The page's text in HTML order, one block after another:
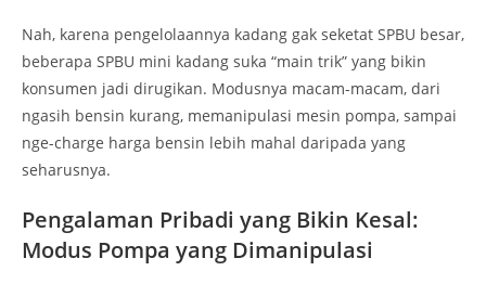
Nah, karena pengelolaannya kadang gak seketat SPBU besar,
beberapa SPBU mini kadang suka “main trik” yang bikin
konsumen jadi dirugikan. Modusnya macam-macam, dari
ngasih bensin kurang, memanipulasi mesin pompa, sampai
nge-charge harga bensin lebih mahal daripada yang
seharusnya.
Pengalaman Pribadi yang Bikin Kesal:
Modus Pompa yang Dimanipulasi